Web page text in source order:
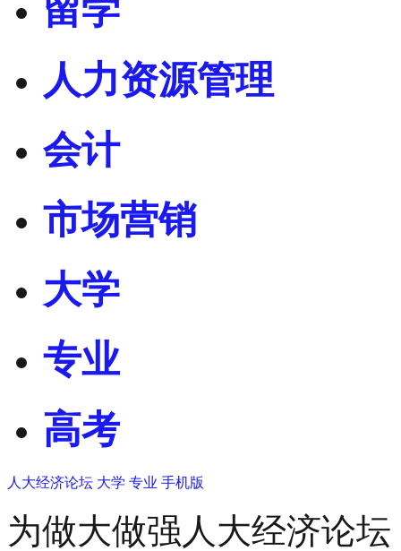
留学
人力资源管理
会计
市场营销
大学
专业
高考
人大经济论坛 大学 专业 手机版
为做大做强人大经济论